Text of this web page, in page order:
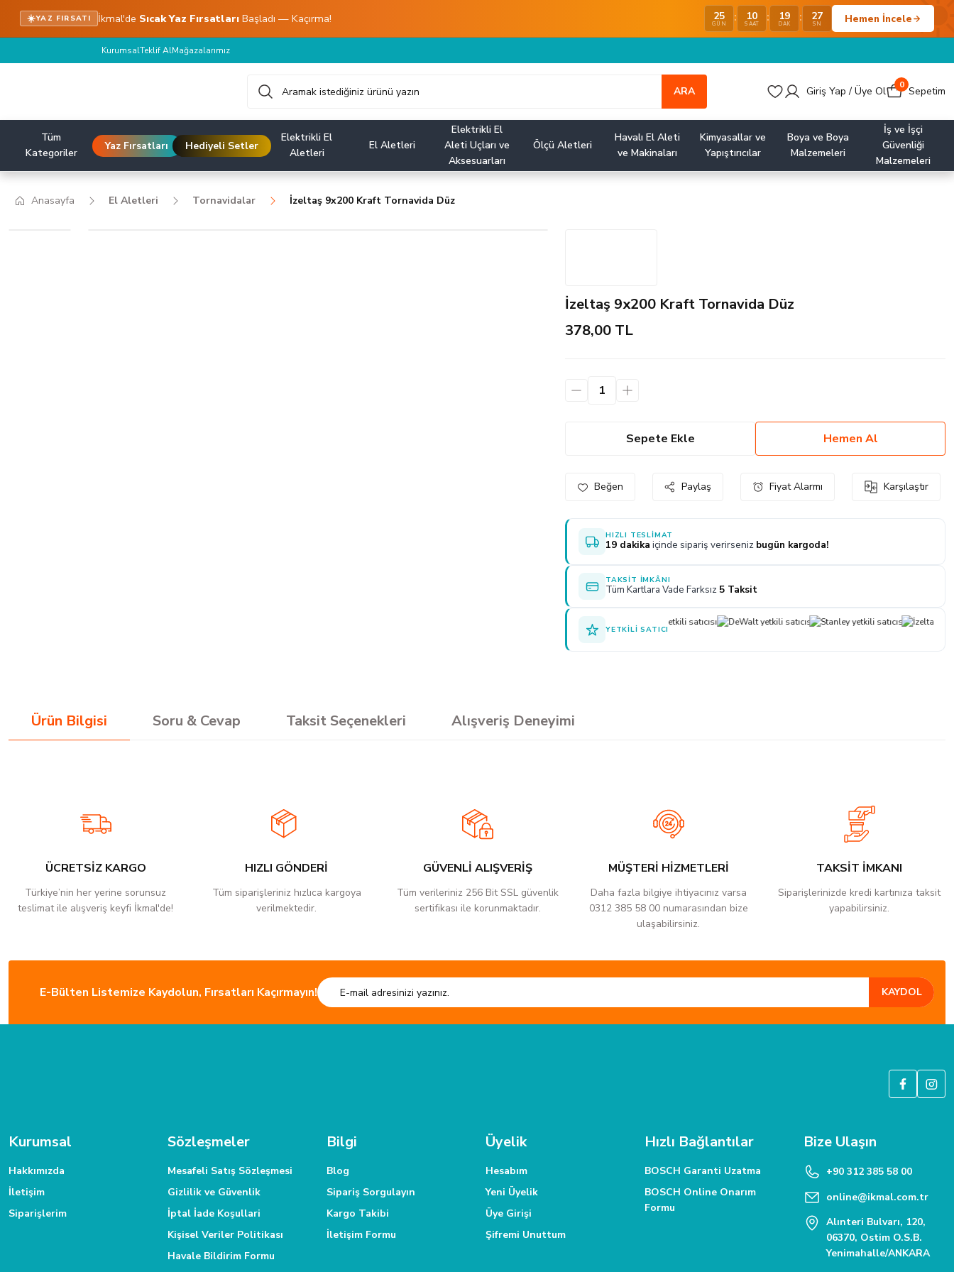
☀️YAZ FIRSATI İkmal'de Sıcak Yaz Fırsatları Başladı — Kaçırma! 25
GÜN : 10
SAAT : 19
DAK : 26
SN Hemen İncele
KurumsalTeklif AlMağazalarımız
ARA Giriş Yap / Üye Ol Sepetim
0
Tüm
Kategoriler
Yaz Fırsatları Hediyeli Setler
Elektrikli El
Aletleri
El Aletleri
Elektrikli El
Aleti Uçları ve
Aksesuarları
Ölçü Aletleri
Havalı El Aleti
ve Makinaları
Kimyasallar ve
Yapıştırıcılar
Boya ve Boya
Malzemeleri
İş ve İşçi
Güvenliği
Malzemeleri
Anasayfa El Aletleri Tornavidalar İzeltaş 9x200 Kraft Tornavida Düz
İzeltaş 9x200 Kraft Tornavida Düz
378,00 TL
Sepete Ekle Hemen Al
Paylaş Fiyat Alarmı Karşılaştır
HIZLI TESLIMAT
19 dakika içinde sipariş verirseniz bugün kargoda!
TAKSIT İMKÂNI
Tüm Kartlara Vade Farksız 5 Taksit
YETKILI SATICI
Ürün Bilgisi Soru & Cevap Taksit Seçenekleri Alışveriş Deneyimi
Soru Sor
Hızlı kargo, sipariş verdim ertesi gün tesim aldım, paketleme gayet iyi hesaplı ve kaliteli ürün.
harika. Bir de Bosh çanta hediye gönderilmiş teşekkür ederim.
Deneyimini Paylaş
ÜCRETSİZ KARGO
Türkiye’nin her yerine sorunsuz
teslimat ile alışveriş keyfi İkmal'de!
HIZLI GÖNDERİ
Tüm siparişleriniz hızlıca kargoya
verilmektedir.
GÜVENLİ ALIŞVERİŞ
Tüm verileriniz 256 Bit SSL güvenlik
sertifikası ile korunmaktadır.
MÜŞTERİ HİZMETLERİ
Daha fazla bilgiye ihtiyacınız varsa
0312 385 58 00 numarasından bize
ulaşabilirsiniz.
TAKSİT İMKANI
Siparişlerinizde kredi kartınıza taksit
yapabilirsiniz.
E-Bülten Listemize Kaydolun, Fırsatları Kaçırmayın! KAYDOL
Kurumsal
Hakkımızda
İletişim
Siparişlerim
Sözleşmeler
Mesafeli Satış Sözleşmesi
Gizlilik ve Güvenlik
İptal İade Koşullari
Kişisel Veriler Politikası
Havale Bildirim Formu
Bilgi
Blog
Sipariş Sorgulayın
Kargo Takibi
İletişim Formu
Üyelik
Hesabım
Yeni Üyelik
Üye Girişi
Şifremi Unuttum
Hızlı Bağlantılar
BOSCH Garanti Uzatma
BOSCH Online Onarım
Formu
Bize Ulaşın
+90 312 385 58 00
online@ikmal.com.tr
Alınteri Bulvarı, 120,
06370, Ostim O.S.B.
Yenimahalle/ANKARA